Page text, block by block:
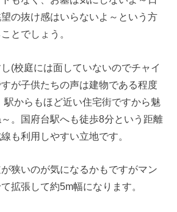
の抜け感はいらないよ～という方
とでしょう。
(校庭には面していないのでチャイ
が子供たちの声は建物である程度
駅からもほど近い住宅街ですから魅
。国府台駅へも徒歩8分という距離
も利用しやすい立地です。
狭いのが気になるかもですがマン
拡張して約5m幅になります。